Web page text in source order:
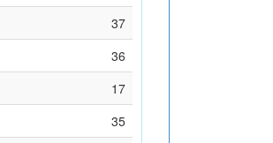
37
36
17
35